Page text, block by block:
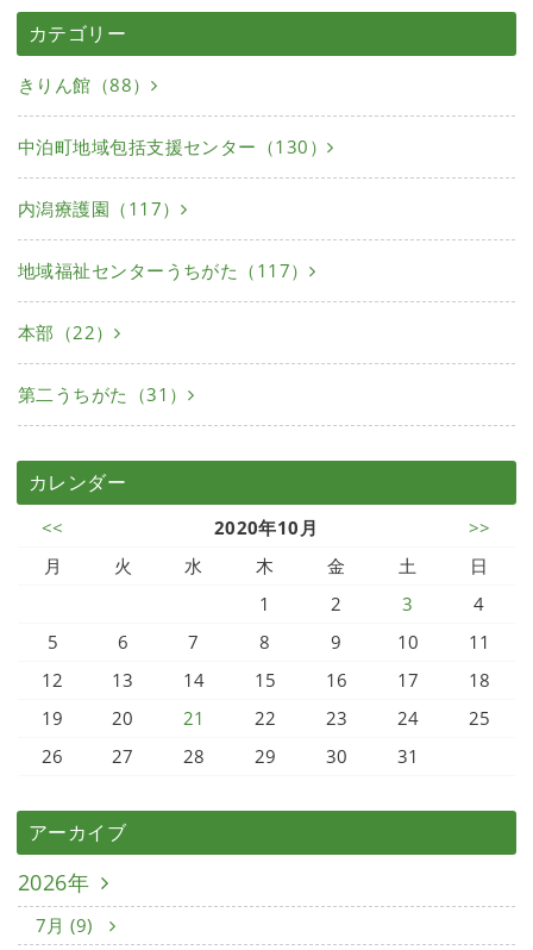
カテゴリー
きりん館（88）
中泊町地域包括支援センター（130）
内潟療護園（117）
地域福祉センターうちがた（117）
本部（22）
第二うちがた（31）
カレンダー
<< 2020年10月
>>
月
火 水 木 金 土
日
1
2 3
4
5
6 7 8 9 10
11
12
13 14 15 16 17
18
19
20 21 22 23 24
25
26
27 28 29 30 31
アーカイブ
2026年
7月 (9)